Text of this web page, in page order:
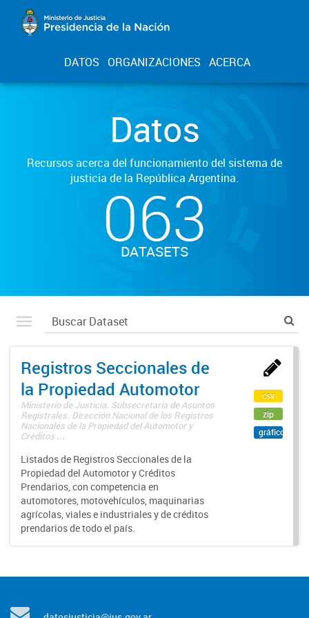
DATOS ORGANIZACIONES ACERCA
Datos
Recursos acerca del funcionamiento del sistema de
justicia de la República Argentina.
063
DATASETS
Registros Seccionales de
la Propiedad Automotor
Ministerio de Justicia. Subsecretaría de Asuntos
Registrales. Dirección Nacional de los Registros
Nacionales de la Propiedad del Automotor y
Créditos ...
Listados de Registros Seccionales de la
Propiedad del Automotor y Créditos
Prendarios, con competencia en
automotores, motovehículos, maquinarias
agrícolas, viales e industriales y de créditos
prendarios de todo el país.
csv
zip
gráfico